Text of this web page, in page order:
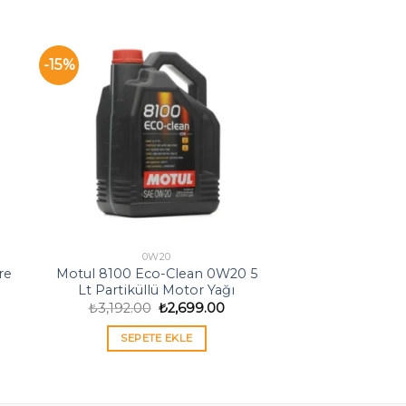
-15%
0W20
Motul 8100 Eco-Clean 0W20 5
Lt Partiküllü Motor Yağı
₺3,192.00 Orijinal
fiyat:
₺3,192.00.
₺2,699.00Şu
SEPETE EKLE